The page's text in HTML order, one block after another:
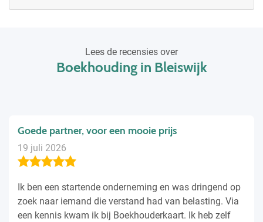
Lees de recensies over
Boekhouding in Bleiswijk
op
Via
zelf
erg nauwkeurig, maar ook zo eenvoudig
Hetgeen waar ik erg tevreden mee was, is het
boekhouderkaart jouw wensen serieus nemen.
basis van jouw antwoorden, worden